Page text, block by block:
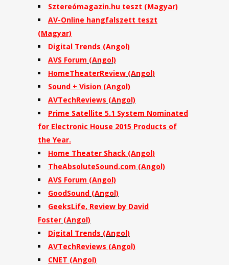
Sztereómagazin.hu teszt (Magyar)
AV-Online hangfalszett teszt
(Magyar)
Digital Trends (Angol)
AVS Forum (Angol)
HomeTheaterReview (Angol)
Sound + Vision (Angol)
AVTechReviews (Angol)
Prime Satellite 5.1 System Nominated
for Electronic House 2015 Products of
the Year.
Home Theater Shack (Angol)
TheAbsoluteSound.com (Angol)
AVS Forum (Angol)
GoodSound (Angol)
GeeksLife, Review by David
Foster (Angol)
Digital Trends (Angol)
AVTechReviews (Angol)
CNET (Angol)